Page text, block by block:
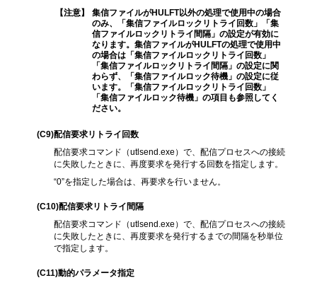
【注意】
集信ファイルがHULFT以外の処理で使用中の場合
のみ、「集信ファイルロックリトライ回数」「集
信ファイルロックリトライ間隔」の設定が有効に
なります。集信ファイルがHULFTの処理で使用中
の場合は「集信ファイルロックリトライ回数」
「集信ファイルロックリトライ間隔」の設定に関
わらず、「集信ファイルロック待機」の設定に従
います。「集信ファイルロックリトライ回数」
「集信ファイルロック待機」の項目も参照してく
ださい。
(C9)配信要求リトライ回数
配信要求コマンド（utlsend.exe）で、配信プロセスへの接続
に失敗したときに、再度要求を発行する回数を指定します。
“0”を指定した場合は、再要求を行いません。
(C10)配信要求リトライ間隔
配信要求コマンド（utlsend.exe）で、配信プロセスへの接続
に失敗したときに、再度要求を発行するまでの間隔を秒単位
で指定します。
(C11)動的パラメータ指定